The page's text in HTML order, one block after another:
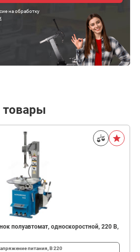
на обработку
полуавтомат, односкоростной, 220 В,
питания, В220